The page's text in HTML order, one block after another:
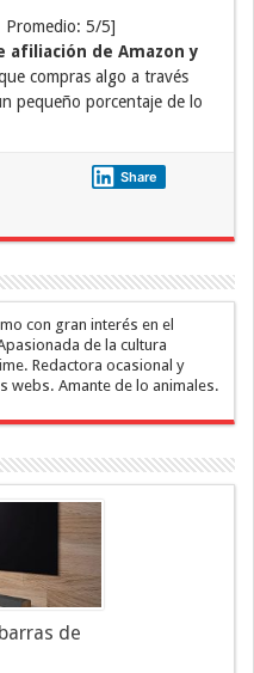
Promedio: 5/5]
afiliación de Amazon y
compras algo a través
pequeño porcentaje de lo
Share
con gran interés en el
de la cultura
Redactora ocasional y
webs. Amante de lo animales.
de